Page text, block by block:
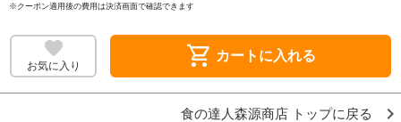
※クーポン適用後の費用は決済画面で確認できます
お気に入り shopping_cart カートに入れる
食の達人森源商店 トップに戻る